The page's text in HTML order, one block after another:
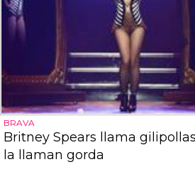
BRAVA
Britney Spears llama
la llaman gorda